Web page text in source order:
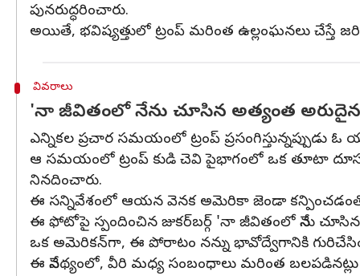
పునరుద్ధరించారు.
అయితే, భవిష్యత్తులో ట్రంప్ మరింత ఉల్లంఘనలు
వివరాలు
'నా జీవితంలో నేను చూసిన అత్యంత అరుదైన
ఎన్నికల ప్రచార సమయంలో ట్రంప్ ప్రసంగిస్తున్నప్పుడు
ఆ సమయంలో ట్రంప్‌ కుడి చెవి పైభాగంలో ఒక తూటా
నినదించారు.
ఈ సన్నివేశంలో ఆయన వెనక అమెరికా జెండా
ఈ ఫోటోపై స్పందించిన జుకర్‌బర్గ్‌ 'నా జీవితంలో నేను
ఒక అమెరికన్‌గా, ఈ పోరాటం నన్ను భావోద్వేగానికి
ఈ నేపథ్యంలో, వీరి మధ్య సంబంధాలు మరింత బలపడినట్లు